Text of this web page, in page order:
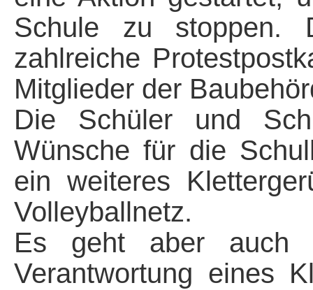
Schule zu stoppen.
zahlreiche
Mitglieder der
Die Schüler und
Wünsche für die
ein weiteres
Volleyballnetz.
Es geht aber auch
Verantwortung eines